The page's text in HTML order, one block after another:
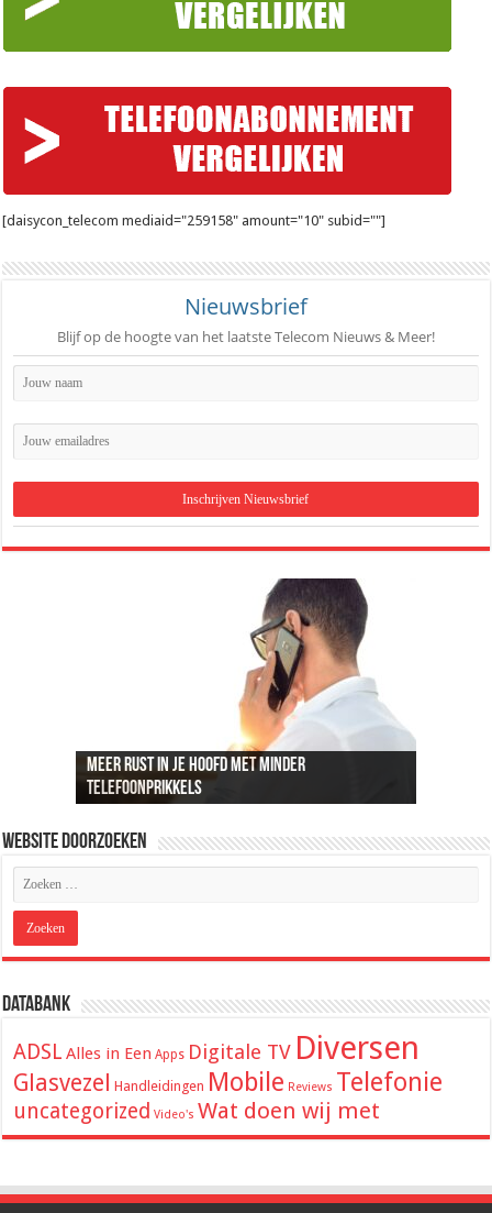
[daisycon_telecom mediaid="259158" amount="10" subid=""]
Nieuwsbrief
Blijf op de hoogte van het laatste Telecom Nieuws & Meer!
Meer rust in je hoofd met minder
telefoonprikkels
Recreatief doelschieten groeit uit tot een
populaire vrijetijdsbesteding
Loungeset kopen: 9 tips voor het uitzoeken van
de juiste set
De beste audio en beelden thuis: dit heb je
hiervoor nodig
ADSL snelheid uitgelegd: wat je kunt
verwachten van je internetverbinding
Website Doorzoeken
Databank
ADSL Alles in Een Apps Digitale TV Diversen
Glasvezel Handleidingen Mobile Reviews Telefonie
uncategorized Video's Wat doen wij met